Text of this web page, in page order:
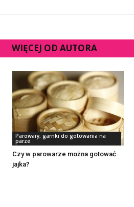
WIĘCEJ OD AUTORA
Parowary, garnki do gotowania na
parze
Czy w parowarze można gotować
jajka?